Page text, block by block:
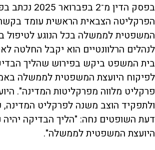
בפסק הדין מ־2
הפרקליטה הצבאית הראשית עומד
המשפטית לממשלה בכל הנוגע לטיפול
לנהלים הרלוונטיים הוא יקבל החלטה
בית המשפט ביקש בפירוש שהליך
לפיקוח היועצת המשפטית לממשלה
פרקליט מלווה מפרקליטות המדינה".
ולתפקיד הוצב משנה לפרקליט המדינה,
דעת השופטים נחה: "הליך הבדיקה יהיה
היועצת המשפטית לממשלה".